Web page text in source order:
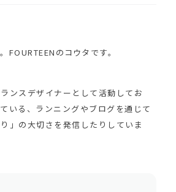
FOURTEENのコウタです。
ンスデザイナーとして活動してお
いる、ランニングやブログを通じて
」の大切さを発信したりしていま